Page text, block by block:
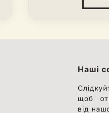
скорботу, повагу,
Наші
щоб
від